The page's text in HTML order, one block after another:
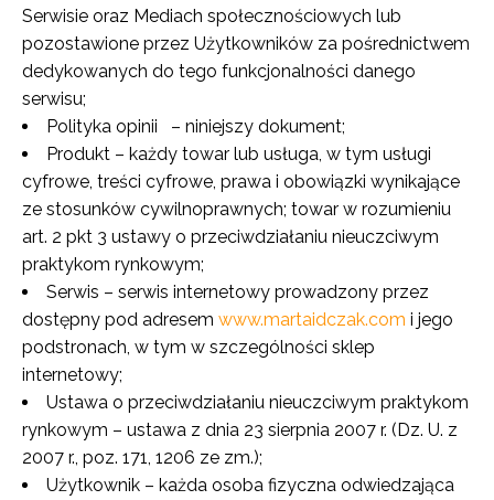
Serwisie oraz Mediach społecznościowych lub
pozostawione przez Użytkowników za pośrednictwem
dedykowanych do tego funkcjonalności danego
serwisu;
Polityka opinii
– niniejszy dokument;
Produkt – każdy towar lub usługa, w tym usługi
cyfrowe, treści cyfrowe, prawa i obowiązki wynikające
ze stosunków cywilnoprawnych; towar w rozumieniu
art. 2 pkt 3 ustawy o przeciwdziałaniu nieuczciwym
praktykom rynkowym;
Serwis – serwis internetowy prowadzony przez
dostępny pod adresem www.martaidczak.com i jego
podstronach, w tym w szczególności sklep
internetowy;
Ustawa o przeciwdziałaniu nieuczciwym praktykom
rynkowym – ustawa z dnia 23 sierpnia 2007 r. (Dz. U. z
2007 r., poz. 171, 1206 ze zm.);
Użytkownik – każda osoba fizyczna odwiedzająca